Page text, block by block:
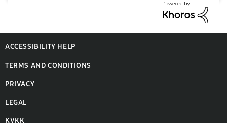
ACCESSIBILITY HELP
TERMS AND CONDITIONS
PRIVACY
LEGAL
KVKK